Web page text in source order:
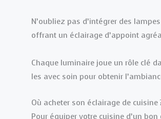
N’oubliez pas d’intégrer des
offrant un éclairage d’appoint
Chaque luminaire joue un rôle clé
les avec soin pour obtenir
Où acheter son éclairage de cuisine
Pour équiper votre cuisine d’un